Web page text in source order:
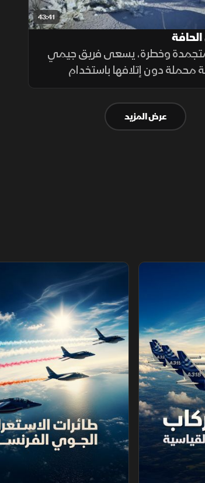
43:41
وخطرة، يسعى فريق جيمي
محملة دون إتلافها باستخدام
بينما يواجه روب تحدياً آخر داخل
حفارة مقلوبة وسط ظروف صعبة
عرض المزيد
طائرات الاستعراض ‫الجوي الفرنسي